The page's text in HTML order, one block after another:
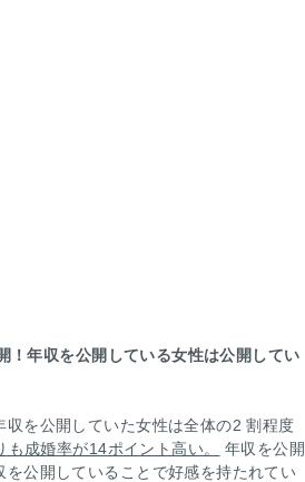
！年収を公開している女性は公開してい
を公開していた女性は全体の2 割程度
成婚率が14ポイント高い。
年収を公開
公開していることで好感を持たれてい